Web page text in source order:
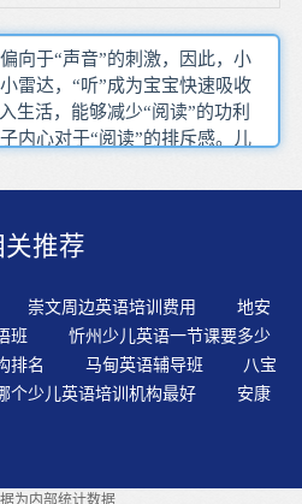
向于“声音”的刺激，因此，小
雷达，“听”成为宝宝快速吸收
生活，能够减少“阅读”的功利
内心对于“阅读”的排斥感。儿
，还会使手的指关节受到伤
语。少儿学英语的起步阶段不
意境的理解和文学鉴赏能力
孩子可以充分学到儿童英语中
0-6?岁孩子学英语，主要是从
习过程，围绕“耳朵听”展开。
活中实用的细节，除了增加单
语法等。不断重复促进学生形
关推荐
崇文周边英语培训费用
地安
班
忻州少儿英语一节课要多少
排名 马甸英语辅导班
八宝
个少儿英语培训机构最好
安康
为内部统计数据